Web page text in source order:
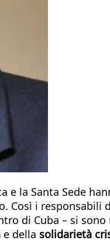
e la Santa Sede
Così i
di Cuba – si
e della solidarietà